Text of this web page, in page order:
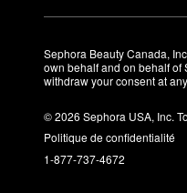
Sephora Beauty Canada,
own behalf and on behalf of
withdraw your consent at
© 2026 Sephora USA, Inc.
Politique de confidentialité
1-877-737-4672